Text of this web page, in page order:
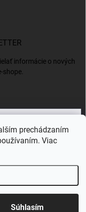
prechádzaním
Viac
Súhlasím
informácie o nových
práva vyhradené.